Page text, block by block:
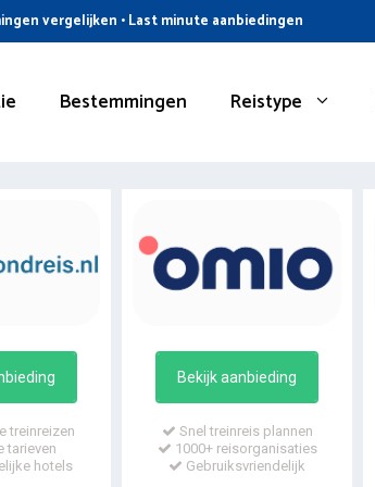
vergelijken • Last minute aanbiedingen
Bestemmingen Reistype
treinreizen
tarieven
hotels
Bekijk aanbieding
Snel treinreis plannen
1000+ reisorganisaties
Gebruiksvriendelijk